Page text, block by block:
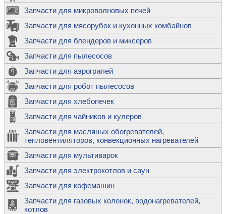
Запчасти для микроволновых печей
Запчасти для мясорубок и кухонных комбайнов
Запчасти для блендеров и миксеров
Запчасти для пылесосов
Запчасти для аэрогрилей
Запчасти для робот пылесосов
Запчасти для хлебопечек
Запчасти для чайников и кулеров
Запчасти для масляных обогревателей,
тепловентиляторов, конвекционных нагревателей
Запчасти для мультиварок
Запчасти для электрокотлов и саун
Запчасти для кофемашин
Запчасти для газовых колонок, водонагревателей,
котлов